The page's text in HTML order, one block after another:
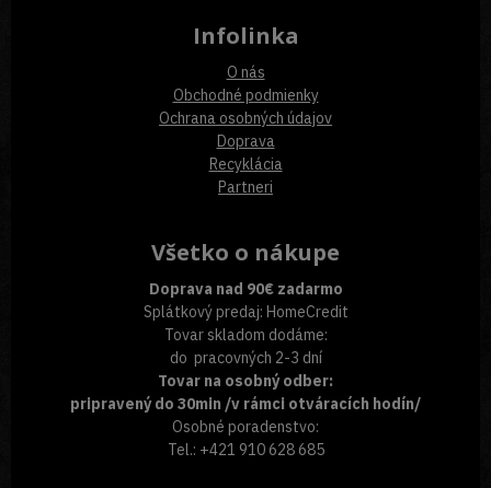
Infolinka
O nás
Obchodné podmienky
Ochrana osobných údajov
Doprava
Recyklácia
Partneri
Všetko o nákupe
Doprava nad 90€ zadarmo
Splátkový predaj: HomeCredit
Tovar skladom dodáme:
do pracovných 2-3 dní
Tovar na osobný odber:
pripravený do 30min /v rámci otváracích hodín/
Osobné poradenstvo:
Tel.: +421 910 628 685